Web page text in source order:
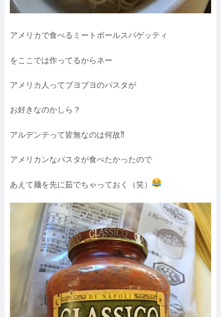
アメリカで食べるミートボールスパゲッティ
をここでは作ってるからネー
アメリカ人ってブヨブヨのパスタが
お好きなのかしら？
アルデンテって皆無なのは何故⁈
アメリカンなパスタが食べたかったので
あえて麺を先に茹でちゃっておく（笑）